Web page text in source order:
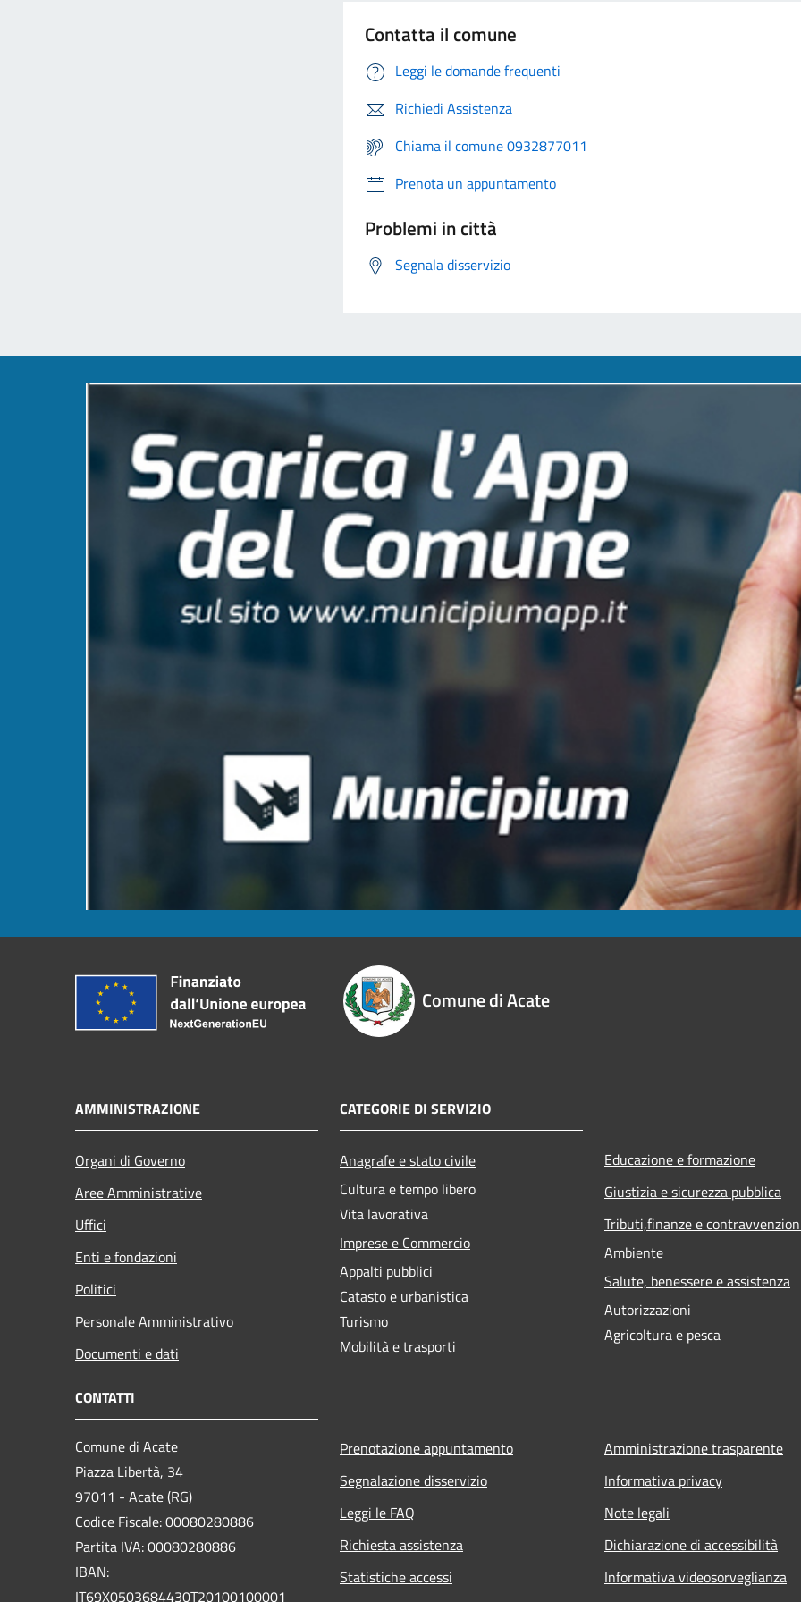
Contatta il comune
Leggi le domande frequenti
Richiedi Assistenza
Chiama il comune 0932877011
Prenota un appuntamento
Problemi in città
Segnala disservizio
Comune di Acate
AMMINISTRAZIONE
Organi di Governo
Aree Amministrative
Uffici
Enti e fondazioni
Politici
Personale Amministrativo
Documenti e dati
CATEGORIE DI SERVIZIO
Anagrafe e stato civile
Cultura e tempo libero
Vita lavorativa
Imprese e Commercio
Appalti pubblici
Catasto e urbanistica
Turismo
Mobilità e trasporti
Educazione e formazione
Giustizia e sicurezza pubblica
Tributi,finanze e
Ambiente
Salute, benessere e assistenza
Autorizzazioni
Agricoltura e pesca
CONTATTI
Comune di Acate
Piazza Libertà, 34
97011 - Acate (RG)
Codice Fiscale: 00080280886
Partita IVA: 00080280886
IBAN:
IT69X0503684430T20100100001
Prenotazione appuntamento
Segnalazione disservizio
Leggi le FAQ
Richiesta assistenza
Statistiche accessi
Amministrazione trasparente
Informativa privacy
Note legali
Dichiarazione di accessibilità
Informativa videosorveglianza